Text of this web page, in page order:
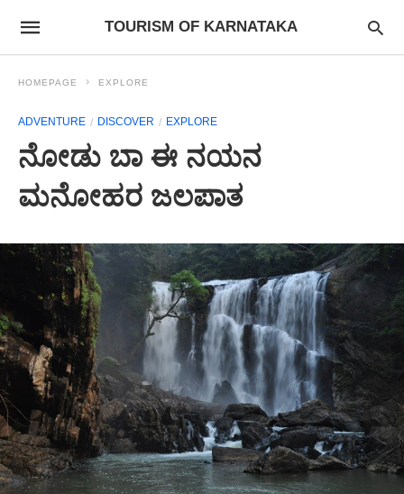
TOURISM OF KARNATAKA
HOMEPAGE EXPLORE
ADVENTURE DISCOVER EXPLORE
ನೋಡು ಬಾ ಈ ನಯನ
ಮನೋಹರ ಜಲಪಾತ